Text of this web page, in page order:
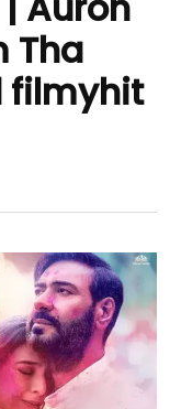
Tha
filmyhit